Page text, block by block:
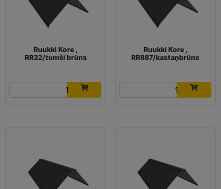
Ruukki Kore ,
RR32/tumši brūns
16.03€
Ruukki Kore ,
RR887/kastaņbrūns
16.03€